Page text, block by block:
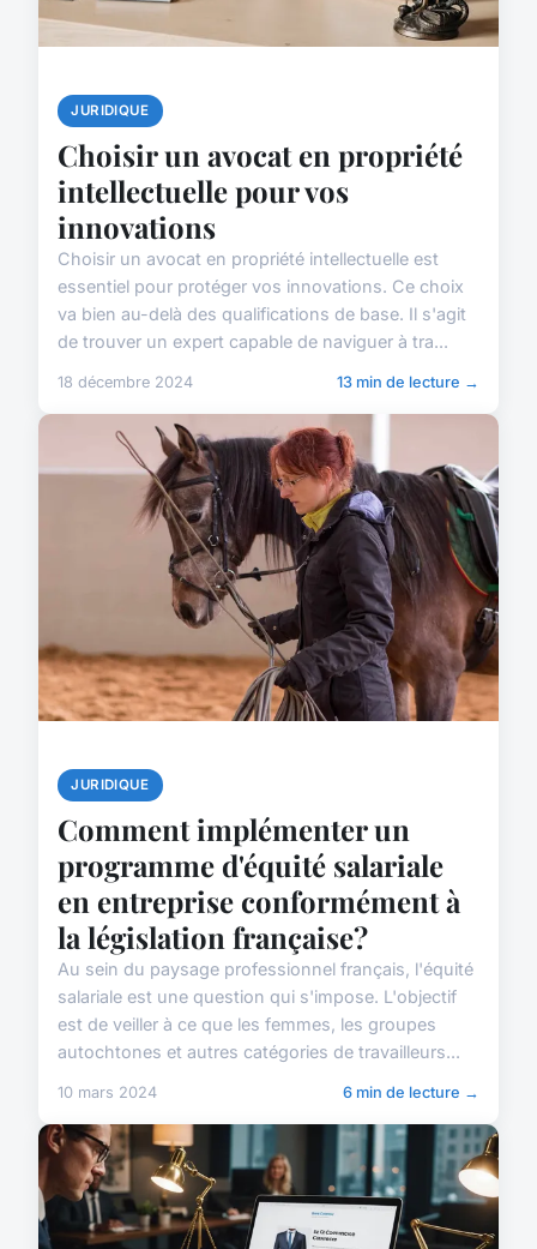
JURIDIQUE
Choisir un avocat en propriété
intellectuelle pour vos
innovations
Choisir un avocat en propriété intellectuelle est
essentiel pour protéger vos innovations. Ce choix
va bien au-delà des qualifications de base. Il s'agit
de trouver un expert capable de naviguer à tra...
18 décembre 2024 13 min de lecture →
JURIDIQUE
Comment implémenter un
programme d'équité salariale
en entreprise conformément à
la législation française?
Au sein du paysage professionnel français, l'équité
salariale est une question qui s'impose. L'objectif
est de veiller à ce que les femmes, les groupes
autochtones et autres catégories de travailleurs...
10 mars 2024 6 min de lecture →